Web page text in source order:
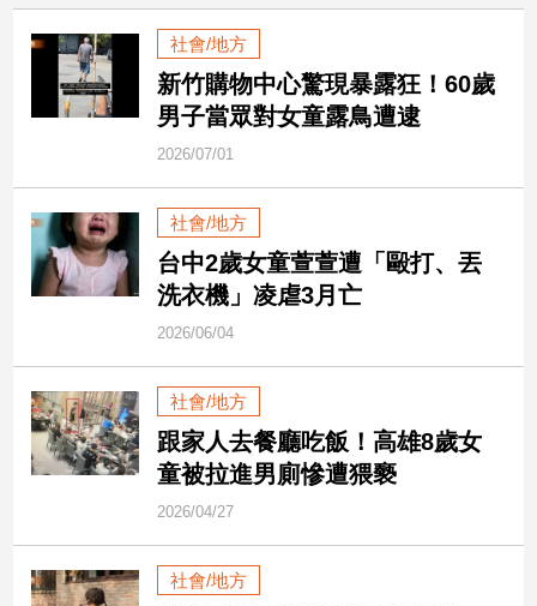
台
經/
股
市
產
品
政
治
社會/地方
新竹購物中心驚現暴露狂！60歲
男子當眾對女童露鳥遭逮
2026/07/01
社會/地方
台中2歲女童萱萱遭「毆打、丟
洗衣機」凌虐3月亡
2026/06/04
社會/地方
跟家人去餐廳吃飯！高雄8歲女
童被拉進男廁慘遭猥褻
2026/04/27
社會/地方